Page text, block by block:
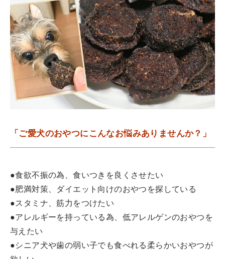
「ご愛犬のおやつにこんなお悩みありませんか？」
●食欲不振の為、食いつきを良くさせたい
●肥満対策、ダイエット向けのおやつを探している
●スタミナ、筋力をつけたい
●アレルギーを持っている為、低アレルゲンのおやつを
与えたい
●シニア犬や歯の弱い子でも食べれる柔らかいおやつが